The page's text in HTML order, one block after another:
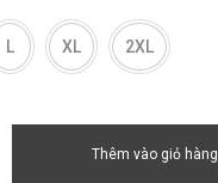
L XL 2XL
Thêm vào giỏ hàng